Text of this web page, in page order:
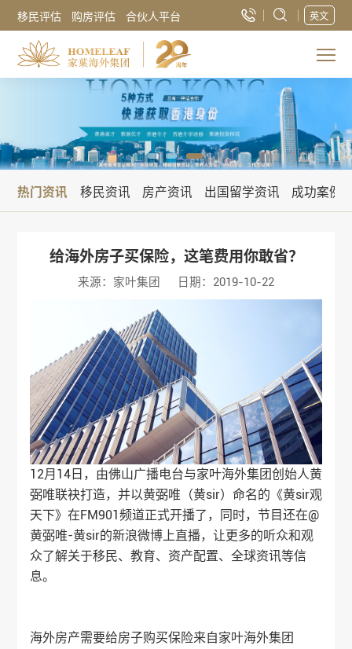
移民评估 购房评估 合伙人平台 英文
热门资讯 移民资讯 房产资讯 出国留学资讯 成功案例
给海外房子买保险，这笔费用你敢省？
来源：家叶集团 日期：2019-10-22
12月14日，由佛山广播电台与家叶海外集团创始人黄
弼唯联袂打造，并以黄弼唯（黄sir）命名的《黄sir观
天下》在FM901频道正式开播了，同时，节目还在@
黄弼唯-黄sir的新浪微博上直播，让更多的听众和观
众了解关于移民、教育、资产配置、全球资讯等信
息。
海外房产需要给房子购买保险来自家叶海外集团